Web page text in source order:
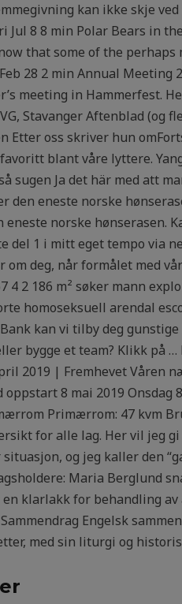
kan ikke skje ved
Jul 8 8 min Polar Bears in
that some of the perhaps
28 2 min Annual Meeting
meeting in Hammerfest.
Stavanger Aftenblad (og
oss skriver hun
blant våre lyttere. Yang
sugen Ja det här med att
eneste norske
eneste norske hønserasen.
del 1 i mitt eget tempo via
deg, når formålet med
4 2 186 m² søker mann
homoseksuell arendal
kan vi tilby deg
bygge et team? Klikk på …
2019 | Fremhevet Våren
8 mai 2019 Onsdag
Primærrom: 47 kvm
for alle lag. Her vil jeg gi
og jeg kaller den
Maria Berglund
klarlakk for behandling
Engelsk
med sin liturgi og